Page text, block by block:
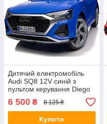
Дитячий електромобіль
Audi SQ8 12V синій з
пультом керування Diego
6 500 ₴ 8 125 ₴
Купити